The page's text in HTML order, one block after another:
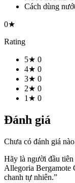
Cách dùng
0★
Rating
5★ 0
4★ 0
3★ 0
2★ 0
1★ 0
Đánh giá
Chưa có đánh giá
Hãy là người đầu
Allegoria Bergamote
chanh tự nhiên.”